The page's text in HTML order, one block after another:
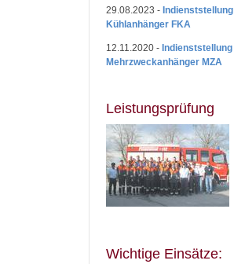
29.08.2023 - Indienststellung
Kühlanhänger FKA
12.11.2020 - Indienststellung
Mehrzweckanhänger MZA
Leistungsprüfung
Wichtige Einsätze: